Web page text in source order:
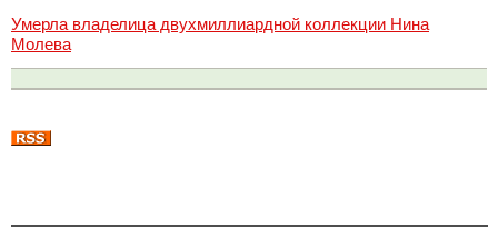
Умерла владелица двухмиллиардной коллекции Нина
Молева